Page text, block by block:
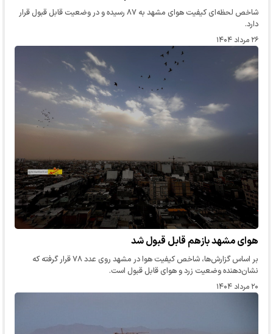
شاخص لحظه‌ای کیفیت هوای مشهد به ۸۷ رسیده و در وضعیت قابل قبول قرار
دارد.
۲۶ مرداد ۱۴۰۴
هوای مشهد بازهم قابل قبول شد
بر اساس گزارش‌ها، شاخص کیفیت هوا در مشهد روی عدد ۷۸ قرار گرفته که
نشان‌دهنده وضعیت زرد و هوای قابل قبول است.
۲۰ مرداد ۱۴۰۴